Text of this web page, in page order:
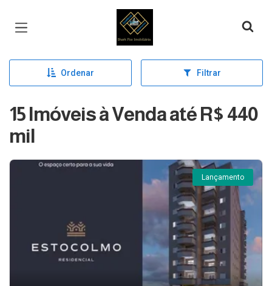
Página inicial
Ordenar Filtrar
15 Imóveis à Venda até R$ 440
mil
Lançamento